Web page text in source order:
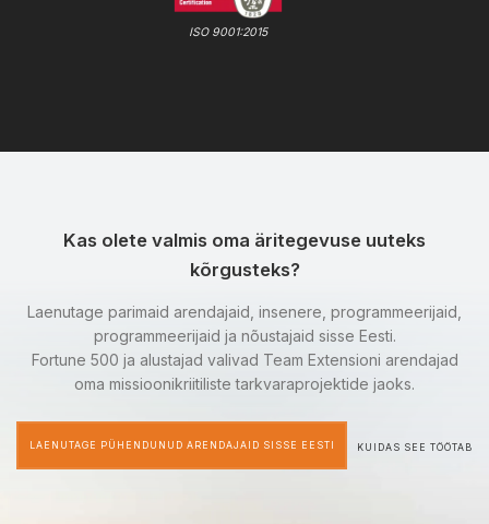
ISO 9001:2015
Kas olete valmis oma äritegevuse uuteks
kõrgusteks?
Laenutage parimaid arendajaid, insenere, programmeerijaid,
programmeerijaid ja nõustajaid sisse Eesti.
Fortune 500 ja alustajad valivad Team Extensioni arendajad
oma missioonikriitiliste tarkvaraprojektide jaoks.
LAENUTAGE PÜHENDUNUD ARENDAJAID SISSE EESTI KUIDAS SEE TÖÖTAB